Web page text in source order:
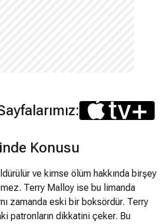
Konusu
ve kimse ölüm hakkında birşey
Terry Malloy ise bu limanda
zamanda eski bir boksördür. Terry
patronların dikkatini çeker. Bu